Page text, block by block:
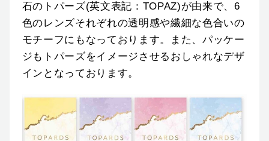
石のトパーズ(英文表記：TOPAZ)が由来で、6
色のレンズそれぞれの透明感や繊細な色合いの
モチーフにもなっております。また、パッケー
ジもトパーズをイメージさせるおしゃれなデザ
インとなっております。